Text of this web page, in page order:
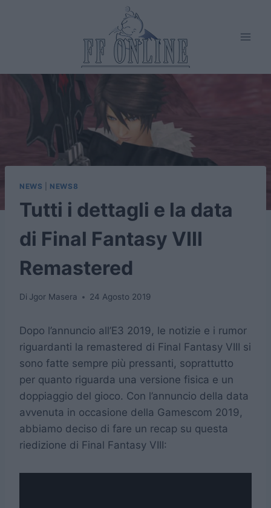
NEWS NEWS8
Tutti i dettagli e la data
di Final Fantasy VIII
Remastered
Di Jgor Masera 24 Agosto 2019
Dopo l’annuncio all’E3 2019, le notizie e i rumor
riguardanti la remastered di Final Fantasy VIII si
sono fatte sempre più pressanti, soprattutto
per quanto riguarda una versione fisica e un
doppiaggio del gioco. Con l’annuncio della data
avvenuta in occasione della Gamescom 2019,
abbiamo deciso di fare un recap su questa
riedizione di Final Fantasy VIII: